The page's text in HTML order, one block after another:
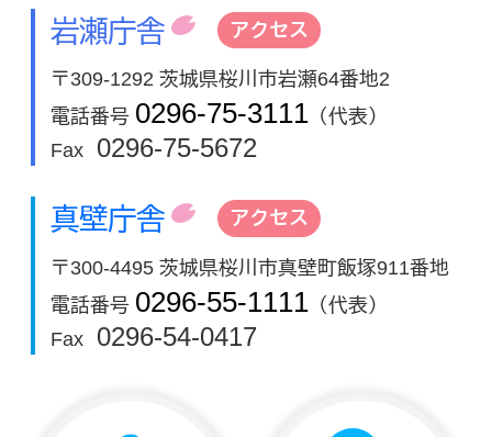
岩瀬庁舎 アクセス
〒309-1292 茨城県桜川市岩瀬64番地2
電話番号 0296-75-3111 （代表）
Fax
0296-75-5672
真壁庁舎 アクセス
〒300-4495 茨城県桜川市真壁町飯塚911番地
電話番号 0296-55-1111 （代表）
Fax
0296-54-0417